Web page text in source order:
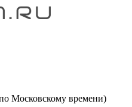
Московскому времени)